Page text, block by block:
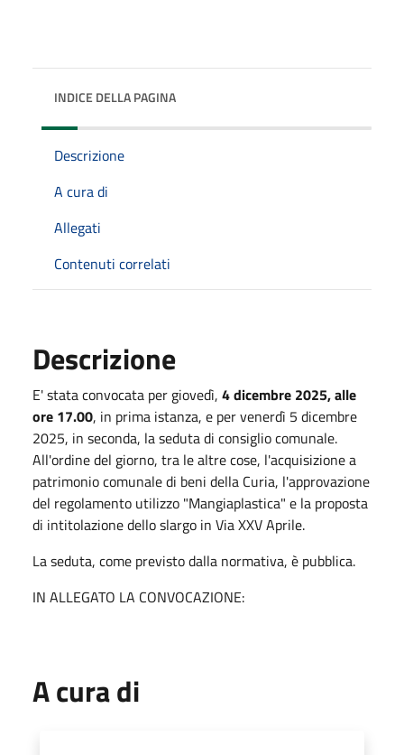
INDICE DELLA PAGINA
Descrizione
A cura di
Allegati
Contenuti correlati
Descrizione
E' stata convocata per giovedì, 4 dicembre 2025, alle
ore 17.00, in prima istanza, e per venerdì 5 dicembre
2025, in seconda, la seduta di consiglio comunale.
All'ordine del giorno, tra le altre cose, l'acquisizione a
patrimonio comunale di beni della Curia, l'approvazione
del regolamento utilizzo "Mangiaplastica" e la proposta
di intitolazione dello slargo in Via XXV Aprile.
La seduta, come previsto dalla normativa, è pubblica.
IN ALLEGATO LA CONVOCAZIONE:
A cura di